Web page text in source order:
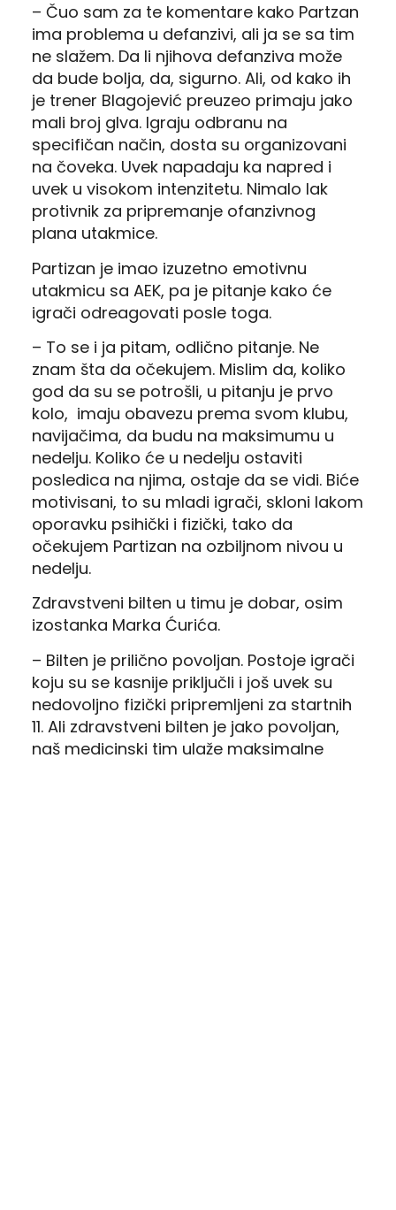
– Čuo sam za te komentare kako Partzan
ima problema u defanzivi, ali ja se sa tim
ne slažem. Da li njihova defanziva može
da bude bolja, da, sigurno. Ali, od kako ih
je trener Blagojević preuzeo primaju jako
mali broj glva. Igraju odbranu na
specifičan način, dosta su organizovani
na čoveka. Uvek napadaju ka napred i
uvek u visokom intenzitetu. Nimalo lak
protivnik za pripremanje ofanzivnog
plana utakmice.
Partizan je imao izuzetno emotivnu
utakmicu sa AEK, pa je pitanje kako će
igrači odreagovati posle toga.
– To se i ja pitam, odlično pitanje. Ne
znam šta da očekujem. Mislim da, koliko
god da su se potrošli, u pitanju je prvo
kolo, imaju obavezu prema svom klubu,
navijačima, da budu na maksimumu u
nedelju. Koliko će u nedelju ostaviti
posledica na njima, ostaje da se vidi. Biće
motivisani, to su mladi igrači, skloni lakom
oporavku psihički i fizički, tako da
očekujem Partizan na ozbiljnom nivou u
nedelju.
Zdravstveni bilten u timu je dobar, osim
izostanka Marka Ćurića.
– Bilten je prilično povoljan. Postoje igrači
koju su se kasnije priključli i još uvek su
nedovoljno fizički pripremljeni za startnih
11. Ali zdravstveni bilten je jako povoljan,
naš medicinski tim ulaže maksimalne